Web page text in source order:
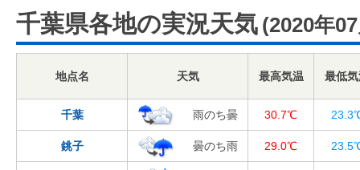
千葉県各地の実況天気 (2020年
地点名 天気 最高気温 最低
千葉 雨のち曇 30.7℃
銚子 曇のち雨 29.0℃